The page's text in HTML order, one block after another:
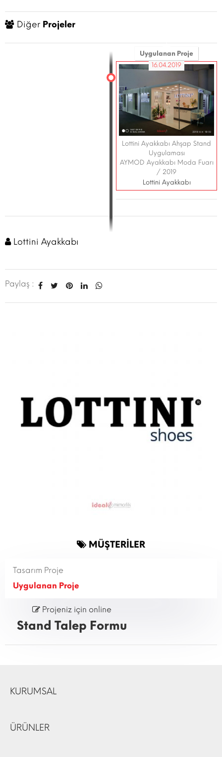
Diğer Projeler
Uygulanan Proje
16.04.2019
Lottini Ayakkabı Ahşap Stand
Uygulaması
AYMOD Ayakkabı Moda Fuarı
/ 2019
Lottini Ayakkabı
Lottini Ayakkabı
Paylaş :
MÜŞTERİLER
Tasarım Proje
Uygulanan Proje
Projeniz için online
Stand Talep Formu
KURUMSAL
ÜRÜNLER